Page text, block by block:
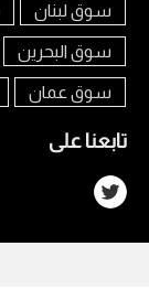
سوق لبنان
سوق البحرين
سوق عمان
تابعنا على